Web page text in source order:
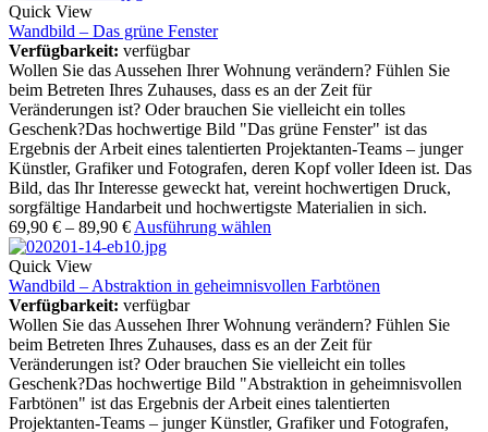
Quick View
Wandbild – Das grüne Fenster
Verfügbarkeit: verfügbar
Wollen Sie das Aussehen Ihrer Wohnung verändern? Fühlen Sie
beim Betreten Ihres Zuhauses, dass es an der Zeit für
Veränderungen ist? Oder brauchen Sie vielleicht ein tolles
Geschenk?Das hochwertige Bild "Das grüne Fenster" ist das
Ergebnis der Arbeit eines talentierten Projektanten-Teams – junger
Künstler, Grafiker und Fotografen, deren Kopf voller Ideen ist. Das
Bild, das Ihr Interesse geweckt hat, vereint hochwertigen Druck,
sorgfältige Handarbeit und hochwertigste Materialien in sich.
69,90 € – 89,90 € Ausführung wählen
Quick View
Wandbild – Abstraktion in geheimnisvollen Farbtönen
Verfügbarkeit: verfügbar
Wollen Sie das Aussehen Ihrer Wohnung verändern? Fühlen Sie
beim Betreten Ihres Zuhauses, dass es an der Zeit für
Veränderungen ist? Oder brauchen Sie vielleicht ein tolles
Geschenk?Das hochwertige Bild "Abstraktion in geheimnisvollen
Farbtönen" ist das Ergebnis der Arbeit eines talentierten
Projektanten-Teams – junger Künstler, Grafiker und Fotografen,